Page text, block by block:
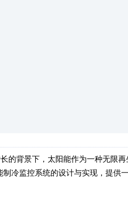
的背景下，太阳能作为一种无限
制冷监控系统的设计与实现，提